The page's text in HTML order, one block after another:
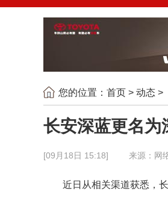
您的位置： 首页 > 动态 >
长安深蓝更名为
[09月18日 15:18] 来源：网
近日从相关渠道获悉，